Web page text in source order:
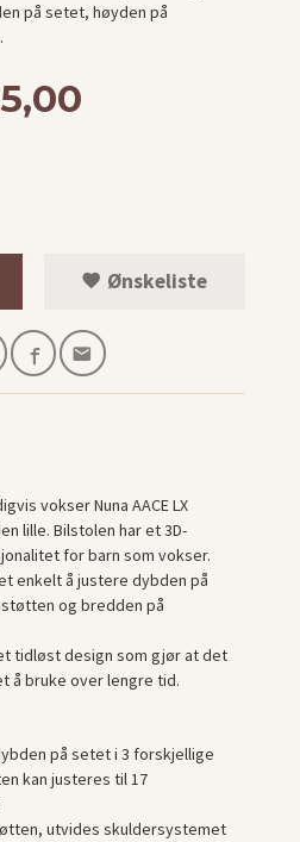
på setet, høyden på
Ønskeliste
vokser Nuna AACE LX
lille. Bilstolen har et 3D-
for barn som vokser.
enkelt å justere dybden på
og bredden på
tidløst design som gjør at det
å bruke over lengre tid.
på setet i 3 forskjellige
kan justeres til 17
utvides skuldersystemet